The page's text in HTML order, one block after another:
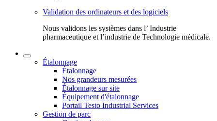
Validation des ordinateurs et des logiciels
Nous validons les systèmes dans l’ Industrie
pharmaceutique et l’industrie de Technologie médicale.
Étalonnage
Étalonnage
Nos grandeurs mesurées
Étalonnage sur site
Équipement d'étalonnage
Portail Testo Industrial Services
Gestion de parc